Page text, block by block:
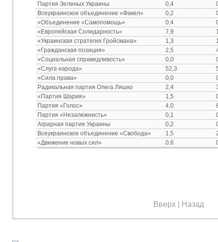
Партия Зеленых Украины
0,4
Всеукраинское объединение «Факел»
0,2
«Объединение «Самопомощь»
0,4
«Европейская Солидарность»
7,9
«Украинская стратегия Гройсмана»
1,3
«Гражданская позиция»
2,5
«Социальная справедливость»
0,0
«Слуга народа»
52,3
«Сила права»
0,0
Радикальная партия Олега Ляшко
2,4
«Партия Шария»
1,5
Партия «Голос»
4,0
Партия «Незалежнисть»
0,1
Аграрная партия Украины
0,2
Всеукраинское объединение «Свобода»
1,5
«Движение новых сил»
0,6
Вверх | Назад